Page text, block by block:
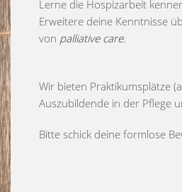
Lerne die Hospizarbeit
Erweitere deine Kenntnisse
von palliative care.
Wir bieten Praktikumsplätze
Auszubildende in der Pflege
Bitte schick deine formlose